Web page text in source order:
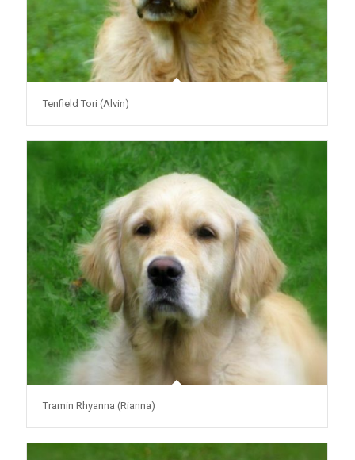
Tenfield Tori (Alvin)
Tramin Rhyanna (Rianna)